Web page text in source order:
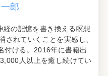
郎
の記憶を書き換える瞑想
されていくことを実感し、
付ける。2016年に書籍出
人以上を癒し続けてい